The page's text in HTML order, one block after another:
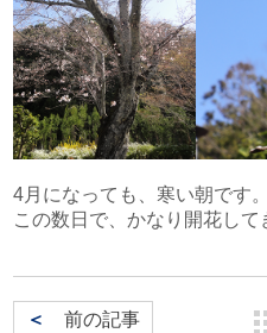
プロフェッショナル・トナ
環境ソリューション
周年事業
DECOTTE
美術散華
NARA GOODS
紙行灯
御朱印・御城印
代表挨拶
会社概要
沿革
文化活動
超印刷（印刷業界の枠を超
プライバシーポリシー
サイトマップ
4月になっても、寒い朝です。
この数日で、かなり開花して
＜ 前の記事